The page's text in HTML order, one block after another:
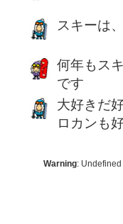
スキーは
何年もス
です
大好きだ
ロカンも
Warning: